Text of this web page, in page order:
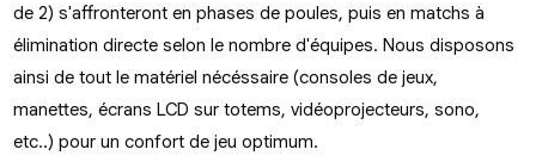
de 2) s'affronteront en phases de poules, puis en matchs à
élimination directe selon le nombre d'équipes. Nous disposons
ainsi de tout le matériel nécéssaire (consoles de jeux,
manettes, écrans LCD sur totems, vidéoprojecteurs, sono,
etc..) pour un confort de jeu optimum.